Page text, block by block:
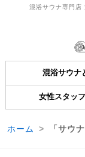
混浴サウナ専門
混浴サウナ
女性スタッ
ホーム 「サウ